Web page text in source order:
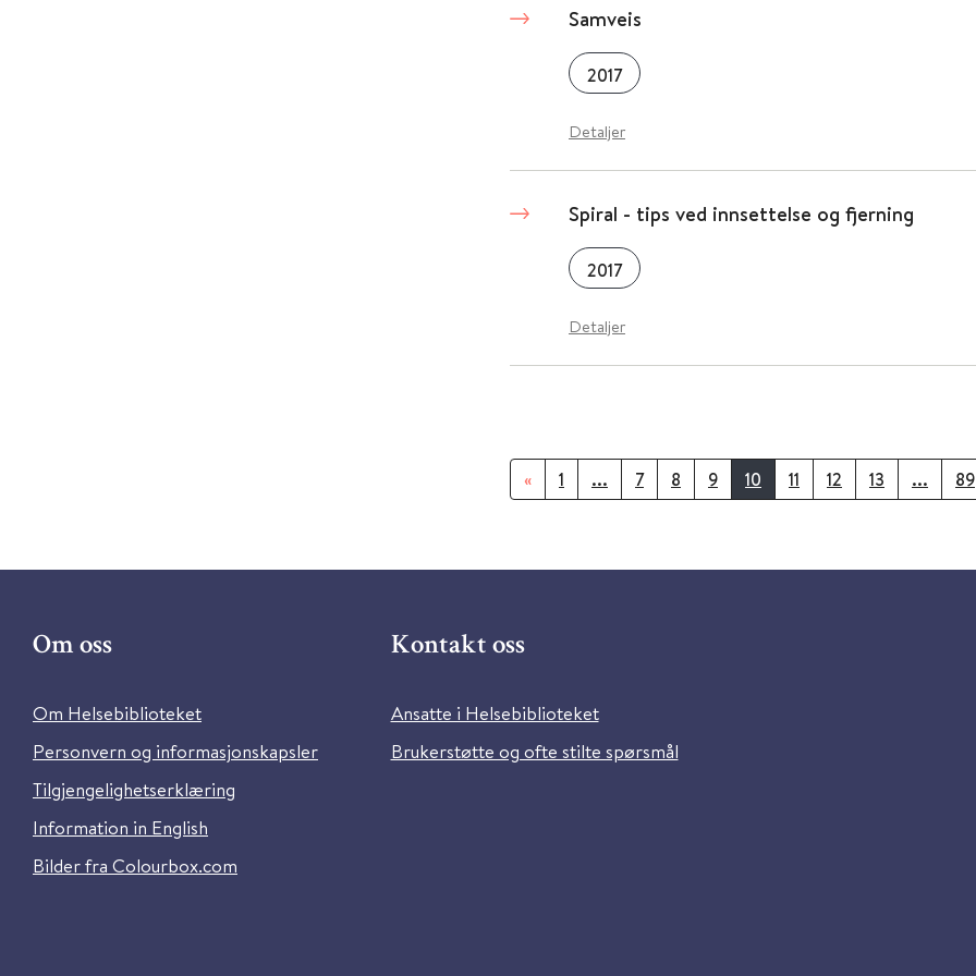
Samveis
2017
Detaljer
Spiral - tips ved innsettelse og fjerning
2017
Detaljer
« 1 ... 7 8 9 10 11 12 13 ... 89
Om oss
Om Helsebiblioteket
Personvern og informasjonskapsler
Tilgjengelighetserklæring
Information in English
Bilder fra Colourbox.com
Kontakt oss
Ansatte i Helsebiblioteket
Brukerstøtte og ofte stilte spørsmål